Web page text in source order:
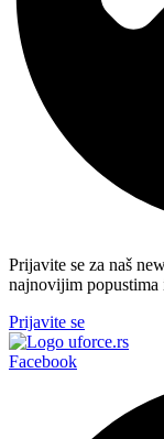
Prijavite se za naš
najnovijim popustima
Prijavite se
Facebook